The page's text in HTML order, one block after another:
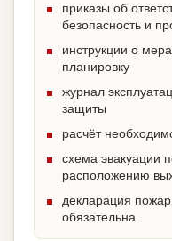
приказы об
безопасность и
инструкции о
планировку
журнал
защиты
расчёт
схема эвакуации
расположению
декларация
обязательна